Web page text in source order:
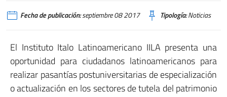
Fecha de publicación:septiembre 08 2017 Tipología:Noticias
El Instituto Italo Latinoamericano IILA presenta una
oportunidad para ciudadanos latinoamericanos para
realizar pasantías postuniversitarias de especialización
o actualización en los sectores de tutela del patrimonio